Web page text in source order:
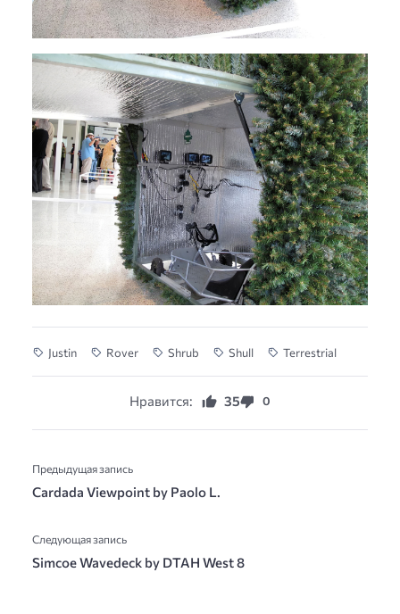
Justin Rover Shrub Shull Terrestrial
Нравится: 35 0
Предыдущая запись
Cardada Viewpoint by Paolo L.
Следующая запись
Simcoe Wavedeck by DTAH West 8